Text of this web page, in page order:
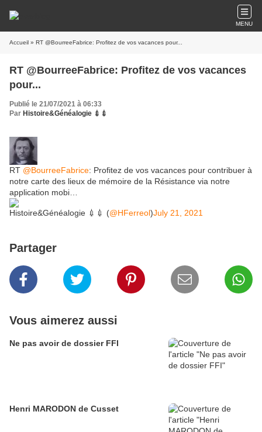
MENU
Accueil » RT @BourreeFabrice: Profitez de vos vacances pour...
RT @BourreeFabrice: Profitez de vos vacances
pour...
Publié le 21/07/2021 à 06:33
Par Histoire&Généalogie 💉💉
RT @BourreeFabrice: Profitez de vos vacances pour contribuer à
notre carte des lieux de mémoire de la Résistance via notre
application mobi…
Histoire&Généalogie 💉💉 (@HFerreol)July 21, 2021
Partager
Vous aimerez aussi
Ne pas avoir de dossier FFI
Henri MARODON de Cusset